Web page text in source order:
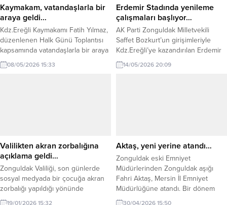
Kaymakam, vatandaşlarla bir
araya geldi…
Kdz.Ereğli Kaymakamı Fatih Yılmaz,
düzenlenen Halk Günü Toplantısı
kapsamında vatandaşlarla bir araya
geldi. Yapılan açıklama şu şekilde:
“Vatandaşlarımızın talep, öneri ve
vatandaşımızın durumları
değerlendirilerek gerekli...
08/05/2026 15:33
Erdemir Stadında yenileme
çalışmaları başlıyor…
AK Parti Zonguldak Milletvekili
Saffet Bozkurt’un girişimleriyle
Kdz.Ereğli’ye kazandırılan Erdemir
standının bütçesi onaylandı.
Tadilatın başladığı bildirildi Açıklama
Spor Bakanlığı’na devrini sağlayan
protokoller 20 Şubat 2026
tarihinde imzalanmıştı....
14/05/2026 20:09
Valilikten akran zorbalığına
açıklama geldi…
Zonguldak Valiliği, son günlerde
sosyal medyada bir çocuğa akran
zorbalığı yapıldığı yönünde
paylaşılan görüntüler üzerine yazılı
19/01/2026 15:32
Aktaş, yeni yerine atandı…
Zonguldak eski Emniyet
Müdürlerinden Zonguldak aşığı
Fahri Aktaş, Mersin İl Emniyet
Müdürlüğüne atandı. Bir dönem
Zonguldak İl Emniyet görevinde
30/04/2026 15:50